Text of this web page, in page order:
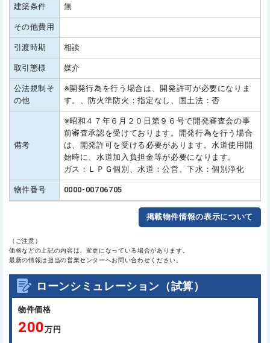
建築条件 無
その他費用
引渡時期 相談
取引態様 媒介
公法規制そ
の他
※開発行為を行う場合は、開発許可が必要になりま
す。、防火準防火：指定なし、国土法：否
備考
※昭和４７年６月２０日第９６号で開発審査会の事
前審査承認を受けております。開発行為を行う場合
は、開発許可を受ける必要があります。水道使用開
始時に、水道加入負担金等が必要になります。
ガス：ＬＰＧ個別、水道：公営、下水：個別浄化
物件番号 0000-00706705
掲載物件情報の表示について
（ご注意）
価格などの上記の内容は、変更になっている場合があります。
最新の情報は担当の営業センターへお問い合わせください。
ローンシミュレーション（試算）
物件価格
200万円